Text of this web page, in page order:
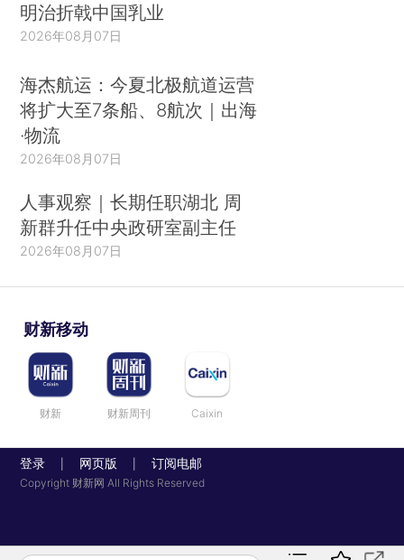
明治折戟中国乳业
2026年08月07日
海杰航运：今夏北极航道运营
将扩大至7条船、8航次｜出海
·物流
2026年08月07日
人事观察｜长期任职湖北 周
新群升任中央政研室副主任
2026年08月07日
财新移动
财新 财新周刊 Caixin
登录 网页版 订阅电邮
Copyright 财新网 All Rights Reserved